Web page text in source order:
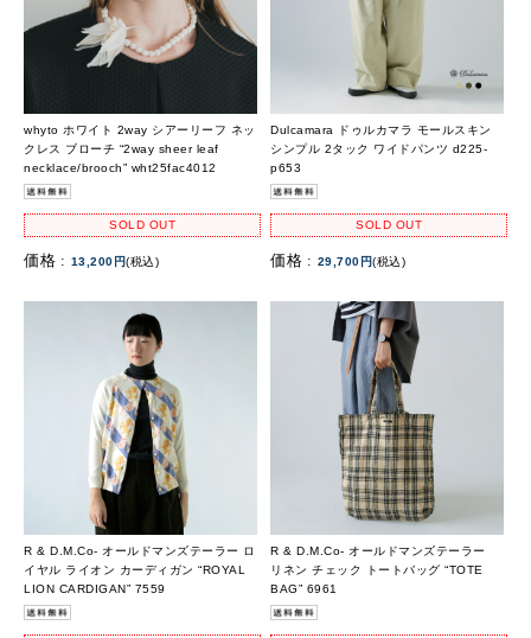
whyto ホワイト 2way シアーリーフ ネッ
クレス ブローチ “2way sheer leaf
necklace/brooch” wht25fac4012
SOLD OUT
価格 : 13,200円(税込)
Dulcamara ドゥルカマラ モールスキン
シンプル 2タック ワイドパンツ d225-
p653
SOLD OUT
価格 : 29,700円(税込)
R & D.M.Co- オールドマンズテーラー ロ
イヤル ライオン カーディガン “ROYAL
LION CARDIGAN” 7559
R & D.M.Co- オールドマンズテーラー
リネン チェック トートバッグ “TOTE
BAG” 6961